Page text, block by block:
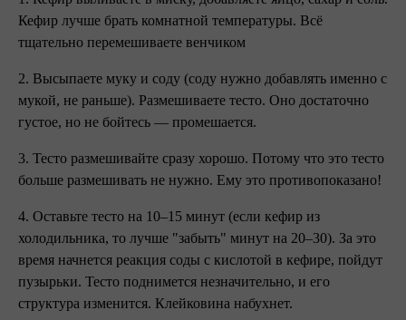
Кефир лучше брать комнатной температуры. Всё
тщательно перемешиваете венчиком
2. Высыпаете муку и соду (соду нужно добавлять именно с
мукой, не раньше). Размешиваете тесто. Оно достаточно
густое, но не бойтесь — промешается.
3. Тесто размешивайте сразу хорошо. Потому что это тесто
больше размешивать не нужно. Ему это противопоказано!
4. Оставьте тесто на 10–15 минут (если кефир из
холодильника, то лучше "забыть" минут на 20–30). За это
время начнется реакция соды с кислотой в кефире, пойдут
пузырьки. Тесто поднимется незначительно, и его
структура изменится. Клейковина набухнет.